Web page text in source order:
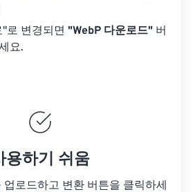
로 변경되면 "WebP 다운로드" 버
요.
용하기 쉬움
업로드하고 변환 버튼을 클릭하세